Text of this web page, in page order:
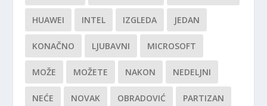
HUAWEI INTEL IZGLEDA JEDAN
KONAČNO LJUBAVNI MICROSOFT
MOŽE MOŽETE NAKON NEDELJNI
NEĆE NOVAK OBRADOVIĆ PARTIZAN